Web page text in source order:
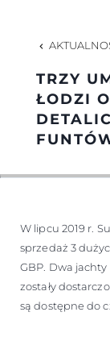
TRZY
ŁODZI
W lipcu 2019 r.
sprzedaż 3
GBP. Dwa jachty
zostały
są dostępne do